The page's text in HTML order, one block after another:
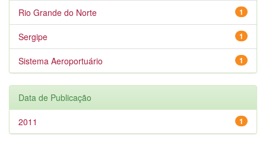
1
Rio Grande do Norte
1
Sergipe
1
Sistema Aeroportuário
Data de Publicação
1
2011